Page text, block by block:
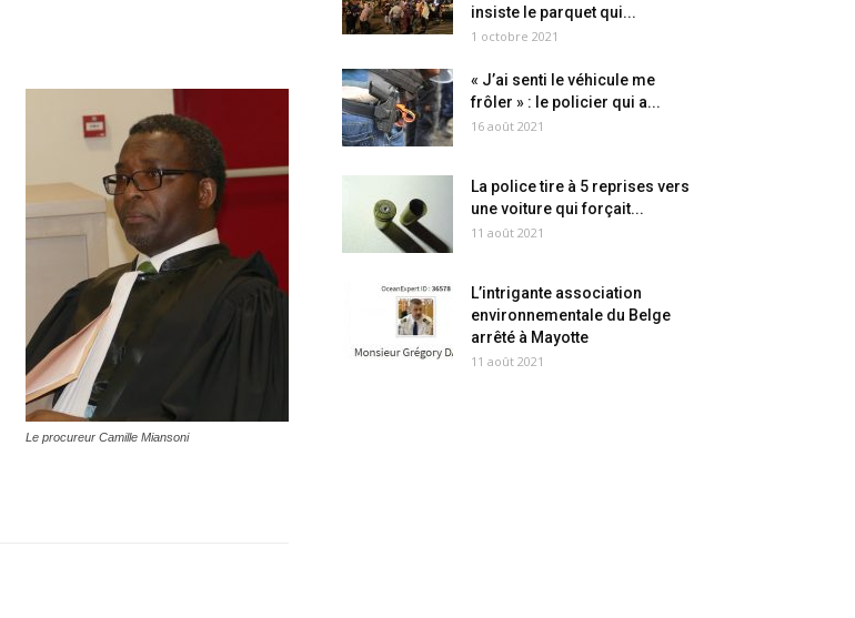
Le procureur Camille Miansoni
insiste le parquet qui...
1 octobre 2021
« J’ai senti le véhicule me
frôler » : le policier qui a...
16 août 2021
La police tire à 5 reprises vers
une voiture qui forçait...
11 août 2021
L’intrigante association
environnementale du Belge
arrêté à Mayotte
11 août 2021